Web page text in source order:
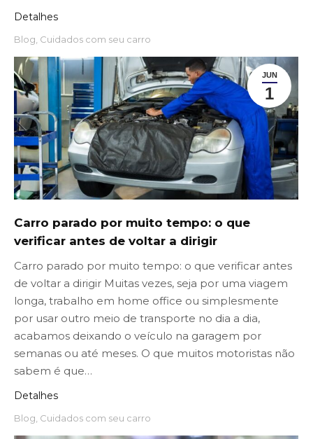
Detalhes
Blog, Cuidados com seu carro
JUN
1
Carro parado por muito tempo: o que
verificar antes de voltar a dirigir
Carro parado por muito tempo: o que verificar antes
de voltar a dirigir Muitas vezes, seja por uma viagem
longa, trabalho em home office ou simplesmente
por usar outro meio de transporte no dia a dia,
acabamos deixando o veículo na garagem por
semanas ou até meses. O que muitos motoristas não
sabem é que…
Detalhes
Blog, Cuidados com seu carro